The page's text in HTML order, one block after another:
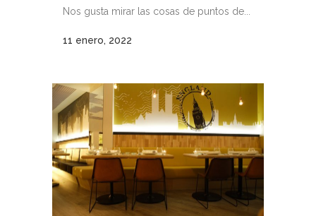
Nos gusta mirar las cosas de puntos de...
11 enero, 2022